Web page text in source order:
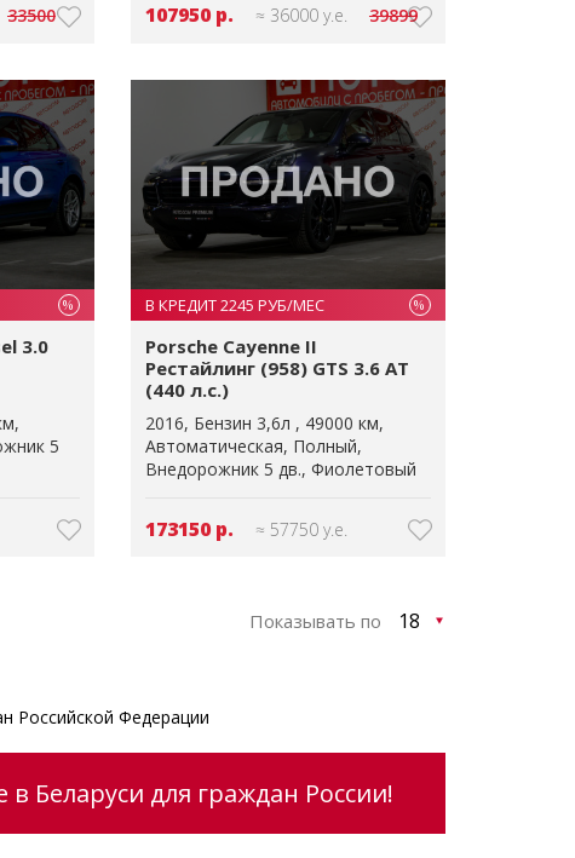
33500 107950 р. ≈ 36000 у.е. 39899
%
3.0
5
В КРЕДИТ 2245 РУБ/МЕС %
Porsche Cayenne II
Рестайлинг (958) GTS 3.6 AT
(440 л.с.)
2016 Бензин 3,6л
49000 км
Автоматическая Полный
Внедорожник 5 дв. Фиолетовый
173150 р. ≈ 57750 у.е.
Показывать по
Российской Федерации
Беларуси для граждан России!